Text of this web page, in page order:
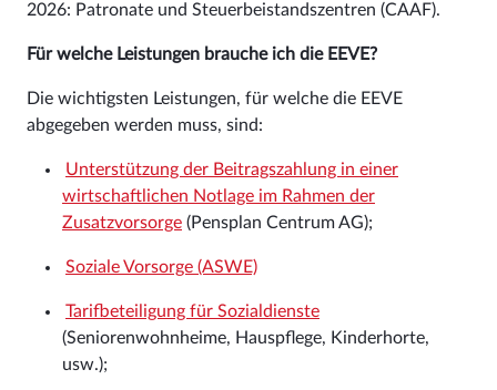
2026: Patronate und Steuerbeistandszentren (CAAF).
Für welche Leistungen brauche ich die EEVE?
Die wichtigsten Leistungen, für welche die EEVE
abgegeben werden muss, sind:
Unterstützung der Beitragszahlung in einer
wirtschaftlichen Notlage im Rahmen der
Zusatzvorsorge (Pensplan Centrum AG);
Soziale Vorsorge (ASWE)
Tarifbeteiligung für Sozialdienste
(Seniorenwohnheime, Hauspflege, Kinderhorte,
usw.);